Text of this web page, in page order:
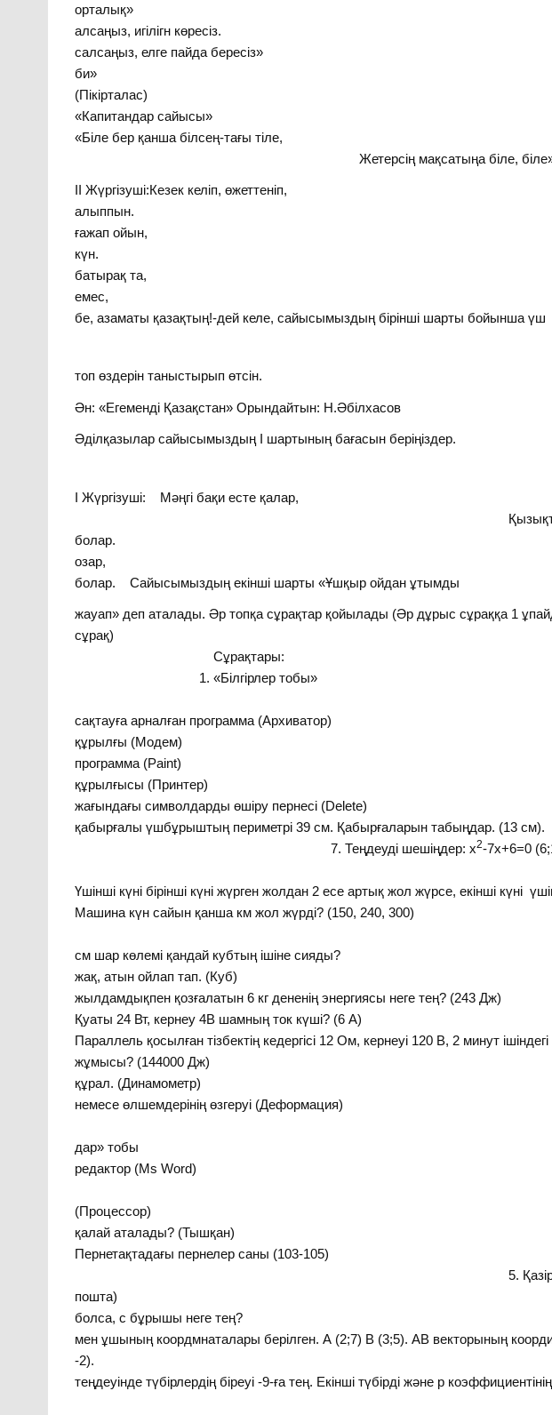
орталық»
алсаңыз, игілігн көресіз.
салсаңыз, елге пайда бересіз» V
би» VI «Жұмбақ
(Пікірталас)
«Капитандар
«Біле бер қанша білсең-тағы тіле,
Жетерсің мақсатыңа біле, біле»
ІІ Жүргізуші:Кезек келіп,
алыппын.
ғажап ойын,
күн.
батырақ та,
емес,
бе, азаматы қазақтың!-дей келе, сайысымыздың бірінші шарты бойынша үш
топ өздерін таныстырып өтсін.
Ән: «Егеменді Қазақстан» Орындайтын: Н.Әбілхасов
Әділқазылар сайысымыздың І шартының бағасын беріңіздер.
І Жүргізуші: Мәңгі бақи есте қалар,
Қызықты бір
болар.
озар,
болар. Сайысымыздың екінші шарты «Ұшқыр ойдан ұтымды
жауап» деп аталады. Әр топқа сұрақтар қойылады (Әр дұрыс сұраққа 1
1. «Білгірлер тобы»
1.Файлдар көлемін
сақтауға арналған программа (Архиватор) 2.
құрылғы (Модем) 3. Сурет
программа (Paint) 4.
құрылғысы (Принтер) 5.
жағындағы символдарды өшіру
қабырғалы үшбұрыштың периметрі 39 см. Қабырғаларын табыңдар. (13 см).
7. Теңдеуді шешіңдер: х2-7х+6=0
8. Машина 3 күнде 69
Үшінші күні бірінші күні жүрген жолдан 2 есе артық жол жүрсе, екінші күні
Машина күн сайын қанша км жол жүрді? (150, 240, 300)
9.
см шар көлемі қандай кубтың ішіне
жақ, атын ойлап тап.
жылдамдықпен қозғалатын 6 кг дененің энергиясы
Қуаты 24 Вт, кернеу 4В шамның
Параллель қосылған тізбектің кедергісі 12 Ом, кернеуі 120 В, 2 минут ішіндегі
жұмысы? (144000 Дж) 14.
құрал. (Динамометр) 15.
немесе өлшемдерінің өзгеруі
дар» тобы 1.
редактор (Ms Word)
2.
(Процессор) 3.
қалай аталады?
Пернетақтадағы пернелер саны (103-105)
5. Қазіргі таңдағы хат
пошта) 6. А
болса, c бұрышы неге тең? 7. АВ
мен ұшының коордмнаталары берілген. А (2;7) В (3;5). АВ векторының
-2). 8.
теңдеуінде түбірлердің біреуі -9-ға тең. Екінші түбірді және p
9. 6